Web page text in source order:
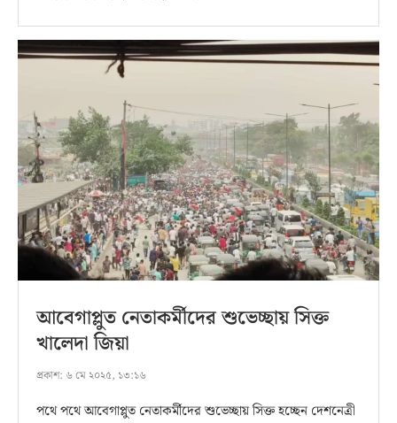
আবেগাপ্লুত নেতাকর্মীদের শুভেচ্ছায় সিক্ত
খালেদা জিয়া
প্রকাশ: ৬ মে ২০২৫, ১৩:১৬
পথে পথে আবেগাপ্লুত নেতাকর্মীদের শুভেচ্ছায় সিক্ত হচ্ছেন দেশনেত্রী